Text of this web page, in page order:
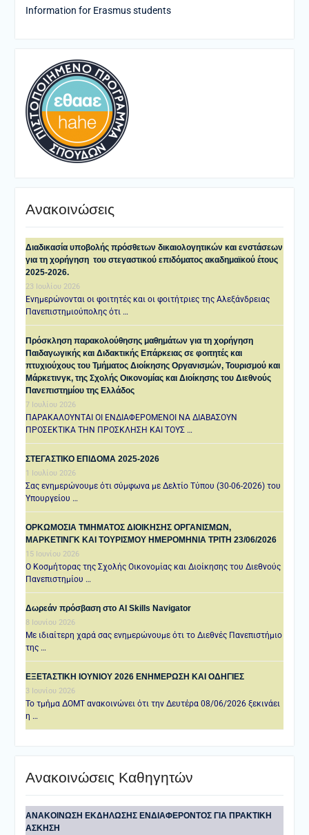
Information for Erasmus students
Ανακοινώσεις
Διαδικασία υποβολής πρόσθετων δικαιολογητικών και ενστάσεων
για τη χορήγηση του στεγαστικού επιδόματος ακαδημαϊκού έτους
2025-2026.
23 Ιουλίου 2026
Ενημερώνονται οι φοιτητές και οι φοιτήτριες της Αλεξάνδρειας
Πανεπιστημιούπολης ότι …
Πρόσκληση παρακολούθησης μαθημάτων για τη χορήγηση
Παιδαγωγικής και Διδακτικής Επάρκειας σε φοιτητές και
πτυχιούχους του Τμήματος Διοίκησης Οργανισμών, Τουρισμού και
Μάρκετινγκ, της Σχολής Οικονομίας και Διοίκησης του Διεθνούς
Πανεπιστημίου της Ελλάδος
7 Ιουλίου 2026
ΠΑΡΑΚΑΛΟΥΝΤΑΙ ΟΙ ΕΝΔΙΑΦΕΡΟΜΕΝΟΙ ΝΑ ΔΙΑΒΑΣΟΥΝ
ΠΡΟΣΕΚΤΙΚΑ ΤΗΝ ΠΡΟΣΚΛΗΣΗ ΚΑΙ ΤΟΥΣ …
ΣΤΕΓΑΣΤΙΚΟ ΕΠΙΔΟΜΑ 2025-2026
1 Ιουλίου 2026
Σας ενημερώνουμε ότι σύμφωνα με Δελτίο Τύπου (30-06-2026) του
Υπουργείου …
ΟΡΚΩΜΟΣΙΑ ΤΜΗΜΑΤΟΣ ΔΙΟΙΚΗΣΗΣ ΟΡΓΑΝΙΣΜΩΝ,
ΜΑΡΚΕΤΙΝΓΚ ΚΑΙ ΤΟΥΡΙΣΜΟΥ ΗΜΕΡΟΜΗΝΙΑ TΡΙΤΗ 23/06/2026
15 Ιουνίου 2026
Ο Κοσμήτορας της Σχολής Οικονομίας και Διοίκησης του Διεθνούς
Πανεπιστημίου …
Δωρεάν πρόσβαση στο AI Skills Navigator
8 Ιουνίου 2026
Με ιδιαίτερη χαρά σας ενημερώνουμε ότι το Διεθνές Πανεπιστήμιο
της …
ΕΞΕΤΑΣΤΙΚΗ IOYNIOY 2026 ΕΝΗΜΕΡΩΣΗ ΚΑΙ ΟΔΗΓΙΕΣ
3 Ιουνίου 2026
Το τμήμα ΔΟΜΤ ανακοινώνει ότι την Δευτέρα 08/06/2026 ξεκινάει
η …
Ανακοινώσεις Καθηγητών
ANAKOINΩΣΗ ΕΚΔΗΛΩΣΗΣ ΕΝΔΙΑΦΕΡΟΝΤΟΣ ΓΙΑ ΠΡΑΚΤΙΚΗ
ΑΣΚΗΣΗ